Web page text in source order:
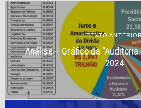
TEXTO
Análise – Gráfico da “Auditoria
2024